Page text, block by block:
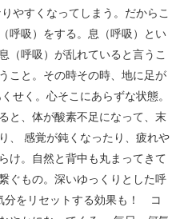
やすくなってしまう。だからこ
呼吸）をする。息（呼吸）とい
（呼吸）が乱れていると言うこ
こと。その時その時、地に足が
せく。心そこにあらずな状態。
と、体が酸素不足になって、末
、 感覚が鈍くなったり、疲れや
け。自然と背中も丸まってきて
ぐもの。深いゆっくりとした呼
分をリセットする効果も！ コ